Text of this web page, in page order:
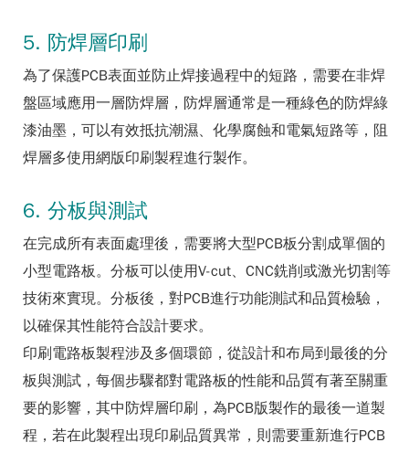
5. 防焊層印刷
為了保護PCB表面並防止焊接過程中的短路，需要在非焊
盤區域應用一層防焊層，防焊層通常是一種綠色的防焊綠
漆油墨，可以有效抵抗潮濕、化學腐蝕和電氣短路等，阻
焊層多使用網版印刷製程進行製作。
6. 分板與測試
在完成所有表面處理後，需要將大型PCB板分割成單個的
小型電路板。分板可以使用V-cut、CNC銑削或激光切割等
技術來實現。分板後，對PCB進行功能測試和品質檢驗，
以確保其性能符合設計要求。
印刷電路板製程涉及多個環節，從設計和布局到最後的分
板與測試，每個步驟都對電路板的性能和品質有著至關重
要的影響，其中防焊層印刷，為PCB版製作的最後一道製
程，若在此製程出現印刷品質異常，則需要重新進行PCB